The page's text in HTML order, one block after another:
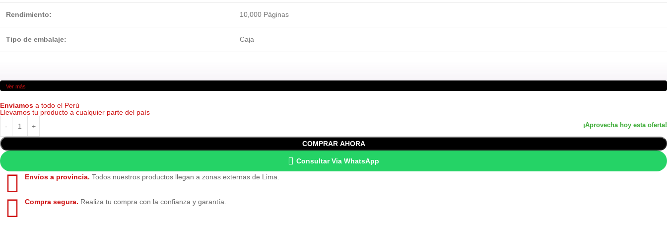
Rendimiento: 10,000 Páginas
Tipo de embalaje: Caja
Ver más
Enviamos a todo el Perú
Llevamos tu producto a cualquier parte del país
COMPRAR AHORA
Consultar Via WhatsApp
Envíos a provincia. Todos nuestros productos llegan a zonas externas de Lima.
Compra segura. Realiza tu compra con la confianza y garantía.